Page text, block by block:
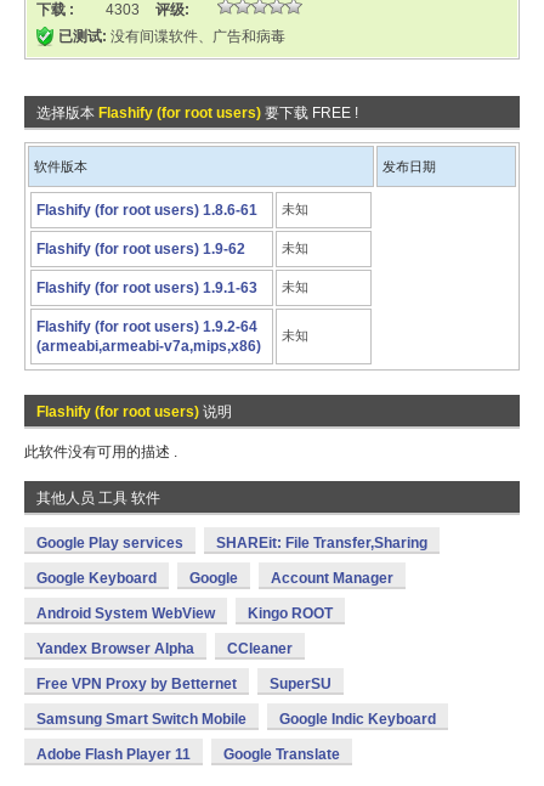
下载 :
4303
评级:
已测试: 没有间谍软件、广告和病毒
选择版本 Flashify (for root users) 要下载 FREE !
软件版本 发布日期
Flashify (for root users) 1.8.6-61 未知
Flashify (for root users) 1.9-62 未知
Flashify (for root users) 1.9.1-63 未知
Flashify (for root users) 1.9.2-64
(armeabi,armeabi-v7a,mips,x86)
未知
Flashify (for root users) 说明
此软件没有可用的描述 .
其他人员 工具 软件
Google Play services SHAREit: File Transfer,Sharing
Google Keyboard Google Account Manager
Android System WebView Kingo ROOT
Yandex Browser Alpha CCleaner
Free VPN Proxy by Betternet SuperSU
Samsung Smart Switch Mobile Google Indic Keyboard
Adobe Flash Player 11 Google Translate